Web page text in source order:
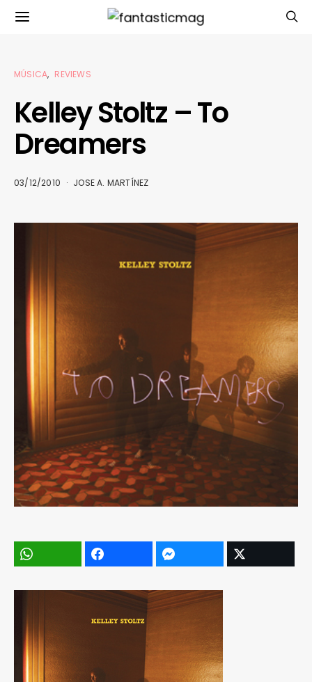
MÚSICA REVIEWS
Kelley Stoltz – To
Dreamers
03/12/2010 JOSE A. MARTÍNEZ